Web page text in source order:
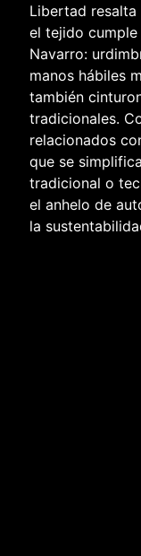
Libertad resalta
el tejido
Navarro:
manos hábiles
también
tradicionales.
relacionados
que se
tradicional o
el anhelo de
la